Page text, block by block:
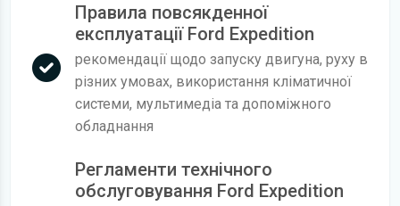
Правила повсякденної
експлуатації Ford Expedition
рекомендації щодо запуску двигуна, руху в
різних умовах, використання кліматичної
системи, мультимедіа та допоміжного
обладнання
Регламенти технічного
обслуговування Ford Expedition